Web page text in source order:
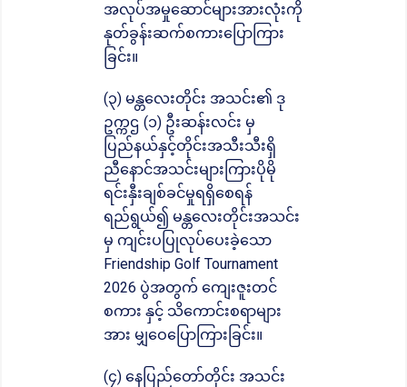
အလုပ်အမှုဆောင်များအားလုံးကို
နုတ်ခွန်းဆက်စကားပြောကြား
ခြင်း။
(၃) မန္တလေးတိုင်း အသင်း၏ ဒု
ဥက္ကဌ (၁) ဦးဆန်းလင်း မှ
ပြည်နယ်နှင့်တိုင်းအသီးသီးရှိ
ညီနောင်အသင်းများကြားပိုမို
ရင်းနှီးချစ်ခင်မှုရရှိစေရန်
ရည်ရွယ်၍ မန္တလေးတိုင်းအသင်း
မှ ကျင်းပပြုလုပ်ပေးခဲ့သော
Friendship Golf Tournament
2026 ပွဲအတွက် ကျေးဇူးတင်
စကား နှင့် သိကောင်းစရာများ
အား မျှဝေပြောကြားခြင်း။
(၄) နေပြည်တော်တိုင်း အသင်း